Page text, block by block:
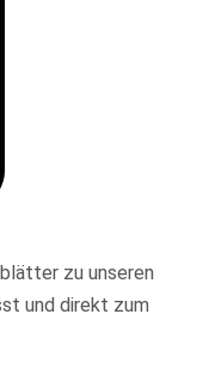
zu unseren
und direkt zum